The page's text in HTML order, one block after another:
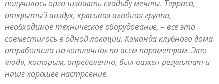
получилось организовать свадьбу мечты. Терраса,
открытый воздух, красивая входная группа,
необходимое техническое оборудование, – всё это
совместилось в одной локации. Команда клубного дома
отработала на «отлично» по всем параметрам. Это
люди, которым, определенно, был важен результат и
наше хорошее настроение.